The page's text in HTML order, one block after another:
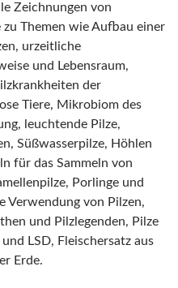
Zeichnungen von
Themen wie Aufbau einer
urzeitliche
und Lebensraum,
der
Tiere, Mikrobiom des
leuchtende Pilze,
Süßwasserpilze, Höhlen
für das Sammeln von
Porlinge und
Verwendung von Pilzen,
und Pilzlegenden, Pilze
LSD, Fleischersatz aus
Erde.